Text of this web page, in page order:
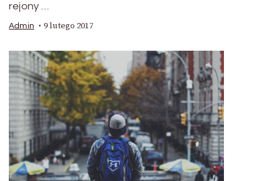
rejony …
Admin 9 lutego 2017